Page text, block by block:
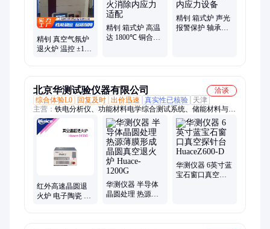
热设备、实验室器皿
精钊 真空气氛炉
退火炉 温控 ±1℃
精钊 箱式炉 高温
达 1800℃ 铜合金
精钊 箱式炉 声光
报警保护 轴承退
北京华测试验仪器有限公司
洽谈
综合体验L0
回复及时 出价迅速 真实性已核验
天津
主营： 铁电分析仪、功能材料电学综合测试系统、储能材料与光
伏组件材料电性能测试方案、绝缘材料电性能测试系统、高低温
环境试验设备、静电试验设备
红外高速晶圆退
火炉 电子陶瓷 去
华测仪器 半导体
晶圆处理 热源薄
华测仪器 6英寸蓝
宝石窗口真空探